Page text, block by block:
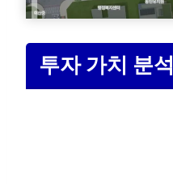
투자 가치 분석